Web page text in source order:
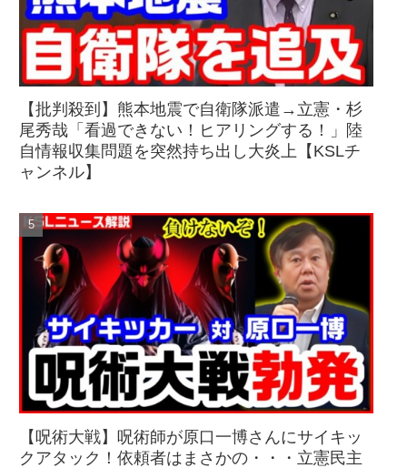
【批判殺到】熊本地震で自衛隊派遣→立憲・杉
尾秀哉「看過できない！ヒアリングする！」陸
自情報収集問題を突然持ち出し大炎上【KSLチ
ャンネル】
【呪術大戦】呪術師が原口一博さんにサイキッ
クアタック！依頼者はまさかの・・・立憲民主